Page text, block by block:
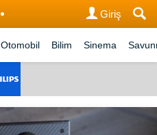
Giriş
Otomobil Bilim Sinema